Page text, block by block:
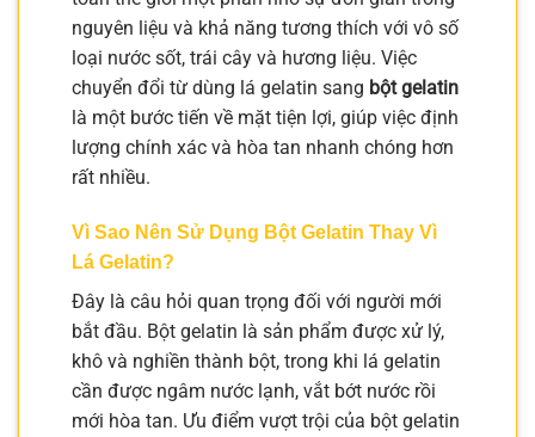
nguyên liệu và khả năng tương thích với vô số
loại nước sốt, trái cây và hương liệu. Việc
chuyển đổi từ dùng lá gelatin sang bột gelatin
là một bước tiến về mặt tiện lợi, giúp việc định
lượng chính xác và hòa tan nhanh chóng hơn
rất nhiều.
Vì Sao Nên Sử Dụng Bột Gelatin Thay Vì
Lá Gelatin?
Đây là câu hỏi quan trọng đối với người mới
bắt đầu. Bột gelatin là sản phẩm được xử lý,
khô và nghiền thành bột, trong khi lá gelatin
cần được ngâm nước lạnh, vắt bớt nước rồi
mới hòa tan. Ưu điểm vượt trội của bột gelatin